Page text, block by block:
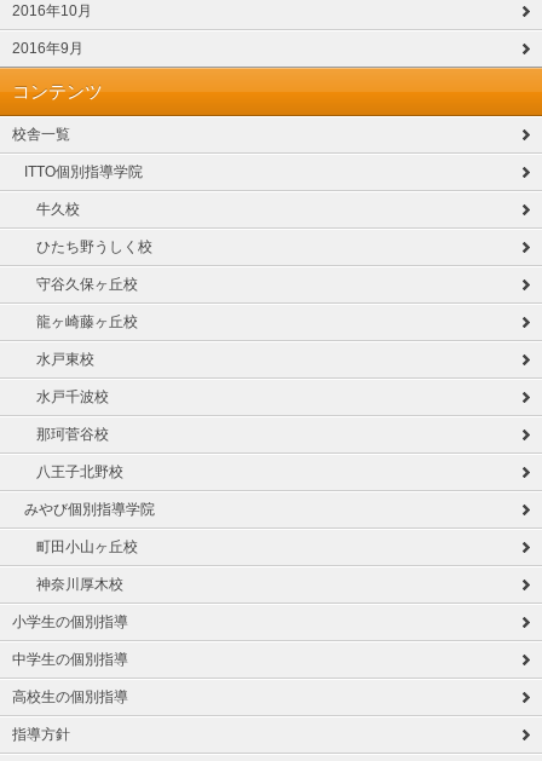
2016年10月
2016年9月
コンテンツ
校舎一覧
ITTO個別指導学院
牛久校
ひたち野うしく校
守谷久保ヶ丘校
龍ヶ崎藤ヶ丘校
水戸東校
水戸千波校
那珂菅谷校
八王子北野校
みやび個別指導学院
町田小山ヶ丘校
神奈川厚木校
小学生の個別指導
中学生の個別指導
高校生の個別指導
指導方針